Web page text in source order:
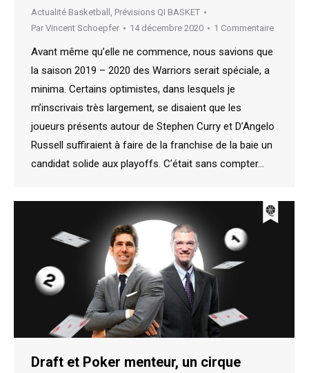
Actualité Basketball , Prévisions QI BASKET
Par Vincent Schoepfer 14 décembre 2020 1 Commentaire
Avant même qu’elle ne commence, nous savions que
la saison 2019 – 2020 des Warriors serait spéciale, a
minima. Certains optimistes, dans lesquels je
m’inscrivais très largement, se disaient que les
joueurs présents autour de Stephen Curry et D’Angelo
Russell suffiraient à faire de la franchise de la baie un
candidat solide aux playoffs. C’était sans compter…
Draft et Poker menteur, un cirque